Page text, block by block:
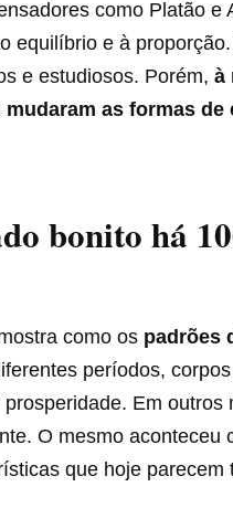
como Platão e
equilíbrio e à
e estudiosos. Porém, à
as formas de
bonito há
como os padrões
períodos,
Em outros
O mesmo aconteceu
que hoje parecem